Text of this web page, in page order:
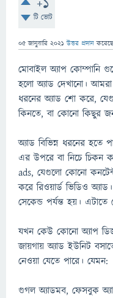
টি ভোট
05 জানুয়ারি 2021 উত্তর প্রদান
মোবাইল অ্যাপ কোম্পানি
হলো অ্যাড দেখানো।
ধরনের অ্যাড শো করে,
কিনতে, বা কোনো কিছুর
অ্যাড বিভিন্ন ধরনের হতে
এর উপরে বা নিচে চিকন
ads, যেগুলো কোনো
করে রিওয়ার্ড ভিডিও
সেকেন্ড পর্যন্ত হয়।
যখন কেউ কোনো অ্যাপ
জায়গায় অ্যাড ইউনিট
নেওয়া যেতে পারে। যেমন:
গুগল অ্যাডমব, ফেসবুক